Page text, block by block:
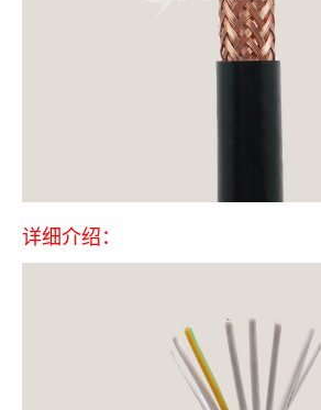
详细介绍：